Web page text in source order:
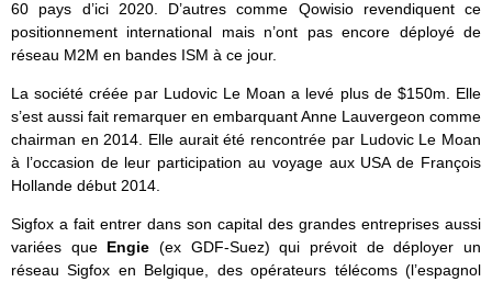
60 pays d’ici 2020. D’autres comme Qowisio revendiquent ce
positionnement international mais n’ont pas encore déployé de
réseau M2M en bandes ISM à ce jour.
La société créée par Ludovic Le Moan a levé plus de $150m. Elle
s’est aussi fait remarquer en embarquant Anne Lauvergeon comme
chairman en 2014. Elle aurait été rencontrée par Ludovic Le Moan
à l’occasion de leur participation au voyage aux USA de François
Hollande début 2014.
Sigfox a fait entrer dans son capital des grandes entreprises aussi
variées que Engie(ex GDF-Suez) qui prévoit de déployer un
réseau Sigfox en Belgique, des opérateurs télécoms (l’espagnol